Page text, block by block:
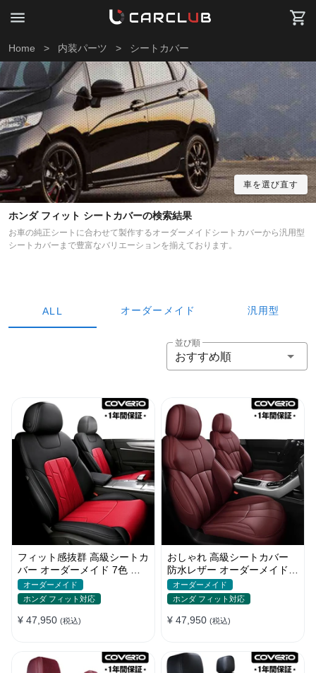
Home > 内装パーツ > シートカバー
車を選び直す
ホンダ フィット シートカバーの検索結果
お車の純正シートに合わせて製作するオーダーメイドシートカバーから汎用型
シートカバーまで豊富なバリエーションを揃えております。
ALL オーダーメイド 汎用型
並び順
おすすめ順
フィット感抜群 高級シートカ
バー オーダーメイド 7色 防
水レザー おしゃれ 全席セッ
ト
オーダーメイド
ホンダ フィット対応
¥ 47,950 (税込)
おしゃれ 高級シートカバー
防水レザー オーダーメイド
パンチング加工 9色 全席セッ
ト
オーダーメイド
ホンダ フィット対応
¥ 47,950 (税込)